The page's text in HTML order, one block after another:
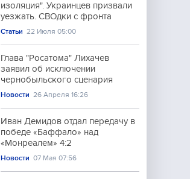
изоляция". Украинцев призвали
уезжать. СВОдки с фронта
Статьи 22 Июля 05:00
Глава "Росатома" Лихачев
заявил об исключении
чернобыльского сценария
Новости 26 Апреля 16:26
Иван Демидов отдал передачу в
победе «Баффало» над
«Монреалем» 4:2
Новости 07 Мая 07:56